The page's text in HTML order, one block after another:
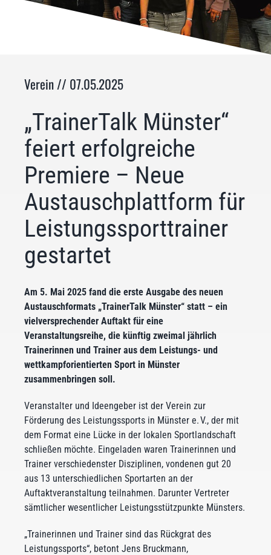
Verein // 07.05.2025
„TrainerTalk Münster“
feiert erfolgreiche
Premiere – Neue
Austauschplattform für
Leistungssporttrainer
gestartet
Am 5. Mai 2025 fand die erste Ausgabe des neuen
Austauschformats „TrainerTalk Münster“ statt – ein
vielversprechender Auftakt für eine
Veranstaltungsreihe, die künftig zweimal jährlich
Trainerinnen und Trainer aus dem Leistungs- und
wettkampforientierten Sport in Münster
zusammenbringen soll.
Veranstalter und Ideengeber ist der Verein zur
Förderung des Leistungssports in Münster e. V., der mit
dem Format eine Lücke in der lokalen Sportlandschaft
schließen möchte. Eingeladen waren Trainerinnen und
Trainer verschiedenster Disziplinen, vondenen gut 20
aus 13 unterschiedlichen Sportarten an der
Auftaktveranstaltung teilnahmen. Darunter Vertreter
sämtlicher wesentlicher Leistungsstützpunkte Münsters.
„Trainerinnen und Trainer sind das Rückgrat des
Leistungssports“, betont Jens Bruckmann,